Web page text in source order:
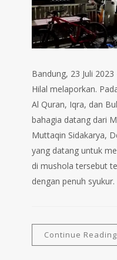
Bandung, 23 Juli
Hilal melaporkan.
Al Quran, Iqra, dan
bahagia datang dari
Muttaqin Sidakarya,
yang datang untuk
di mushola tersebut
dengan penuh syukur.
Continue Reading